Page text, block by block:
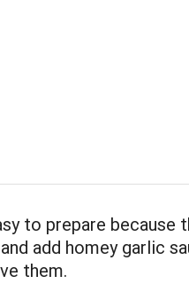
to prepare because
add homey garlic
them.